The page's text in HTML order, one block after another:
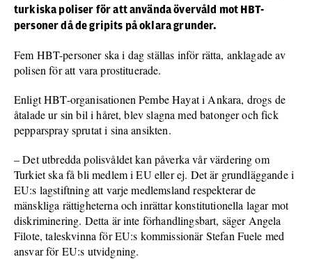
turkiska poliser för att använda övervåld mot HBT-
personer då de gripits på oklara grunder.
Fem HBT-personer ska i dag ställas inför rätta, anklagade av
polisen för att vara prostituerade.
Enligt HBT-organisationen Pembe Hayat i Ankara, drogs de
åtalade ur sin bil i håret, blev slagna med batonger och fick
pepparspray sprutat i sina ansikten.
– Det utbredda polisvåldet kan påverka vår värdering om
Turkiet ska få bli medlem i EU eller ej. Det är grundläggande i
EU:s lagstiftning att varje medlemsland respekterar de
mänskliga rättigheterna och inrättar konstitutionella lagar mot
diskriminering. Detta är inte förhandlingsbart, säger Angela
Filote, taleskvinna för EU:s kommissionär Stefan Fuele med
ansvar för EU:s utvidgning.